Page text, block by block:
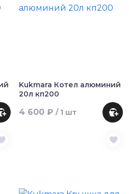
Kukmara Котел алюминий
20л кп200
4 600 ₽ / 1 шт